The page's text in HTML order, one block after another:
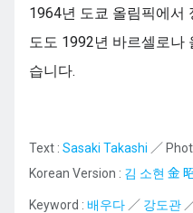
1964년 도쿄 올림픽에서
도도 1992년 바르셀로나
습니다.
Text : Sasaki Takashi ／
Korean Version : 김 소현 金
Keyword : 배우다 ／ 강도관